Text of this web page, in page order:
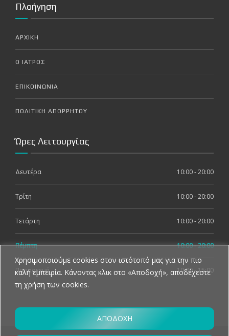
Χρησιμοποιούμε cookies στον ιστότοπό μας για την πιο
καλή εμπειρία. Κάνοντας κλικ στο «Αποδοχή», αποδέχεστε
τη χρήση των cookies.
ΑΠΟΔΟΧΗ
Πλοήγηση
ΑΡΧΙΚΗ
Ο ΙΑΤΡΟΣ
ΕΠΙΚΟΙΝΩΝΙΑ
ΠΟΛΙΤΙΚΗ ΑΠΟΡΡΗΤΟΥ
Ώρες Λειτουργίας
Δευτέρα 10:00 - 20:00
Τρίτη 10:00 - 20:00
Τετάρτη 10:00 - 20:00
Πέμπτη 10:00 - 20:00
Παρασκευή 10:00 - 15:00